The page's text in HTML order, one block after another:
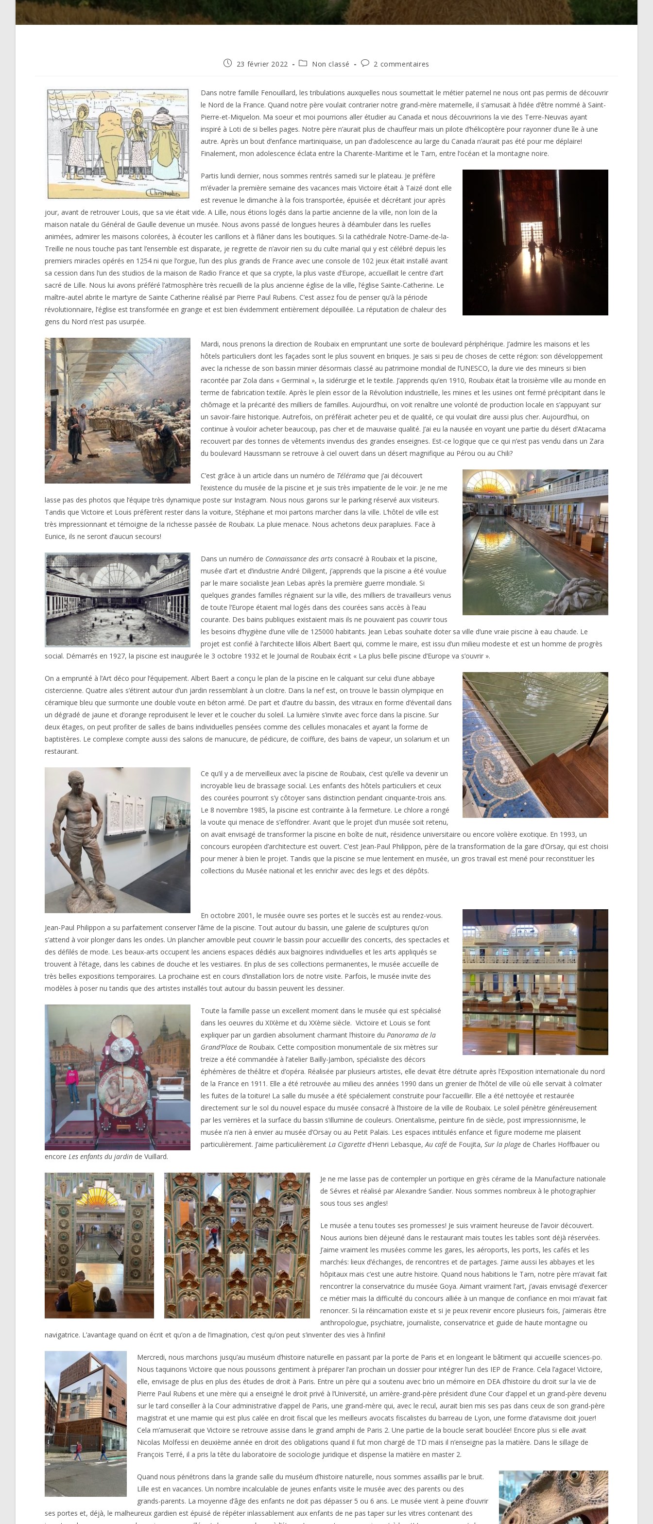
Publication
23 février 2022
PostNon classé
Commentaires
publication :
2 commentaires
Dans notre famille Fenouillard, les tribulations auxquelles nous soumettait le métier paternel ne nous ont pas permis de découvrir
le Nord de la France. Quand notre père voulait contrarier notre grand-mère maternelle, il s’amusait à l’idée d’être nommé à Saint-
Pierre-et-Miquelon. Ma soeur et moi pourrions aller étudier au Canada et nous découvririons la vie des Terre-Neuvas ayant
inspiré à Loti de si belles pages. Notre père n’aurait plus de chauffeur mais un pilote d’hélicoptère pour rayonner d’une île à une
autre. Après un bout d’enfance martiniquaise, un pan d’adolescence au large du Canada n’aurait pas été pour me déplaire!
Finalement, mon adolescence éclata entre la Charente-Maritime et le Tarn, entre l’océan et la montagne noire.
Partis lundi dernier, nous sommes rentrés samedi sur le plateau. Je préfère
m’évader la première semaine des vacances mais Victoire était à Taizé dont elle
est revenue le dimanche à la fois transportée, épuisée et décrétant jour après
jour, avant de retrouver Louis, que sa vie était vide. A Lille, nous étions logés dans la partie ancienne de la ville, non loin de la
maison natale du Général de Gaulle devenue un musée. Nous avons passé de longues heures à déambuler dans les ruelles
animées, admirer les maisons colorées, à écouter les carillons et à flâner dans les boutiques. Si la cathédrale Notre-Dame-de-la-
Treille ne nous touche pas tant l’ensemble est disparate, je regrette de n’avoir rien su du culte marial qui y est célébré depuis les
premiers miracles opérés en 1254 ni que l’orgue, l’un des plus grands de France avec une console de 102 jeux était installé avant
sa cession dans l’un des studios de la maison de Radio France et que sa crypte, la plus vaste d’Europe, accueillait le centre d’art
sacré de Lille. Nous lui avons préféré l’atmosphère très recueilli de la plus ancienne église de la ville, l’église Sainte-Catherine. Le
maître-autel abrite le martyre de Sainte Catherine réalisé par Pierre Paul Rubens. C’est assez fou de penser qu’à la période
révolutionnaire, l’église est transformée en grange et est bien évidemment entièrement dépouillée. La réputation de chaleur des
gens du Nord n’est pas usurpée.
Mardi, nous prenons la direction de Roubaix en empruntant une sorte de boulevard périphérique. J’admire les maisons et les
hôtels particuliers dont les façades sont le plus souvent en briques. Je sais si peu de choses de cette région: son développement
avec la richesse de son bassin minier désormais classé au patrimoine mondial de l’UNESCO, la dure vie des mineurs si bien
racontée par Zola dans « Germinal », la sidérurgie et le textile. J’apprends qu’en 1910, Roubaix était la troisième ville au monde en
terme de fabrication textile. Après le plein essor de la Révolution industrielle, les mines et les usines ont fermé précipitant dans le
chômage et la précarité des milliers de familles. Aujourd’hui, on voit renaître une volonté de production locale en s’appuyant sur
un savoir-faire historique. Autrefois, on préférait acheter peu et de qualité, ce qui voulait dire aussi plus cher. Aujourd’hui, on
continue à vouloir acheter beaucoup, pas cher et de mauvaise qualité. J’ai eu la nausée en voyant une partie du désert d’Atacama
recouvert par des tonnes de vêtements invendus des grandes enseignes. Est-ce logique que ce qui n’est pas vendu dans un Zara
du boulevard Haussmann se retrouve à ciel ouvert dans un désert magnifique au Pérou ou au Chili?
C’est grâce à un article dans un numéro de Télérama que j’ai découvert
l’existence du musée de la piscine et je suis très impatiente de le voir. Je ne me
lasse pas des photos que l’équipe très dynamique poste sur Instagram. Nous nous garons sur le parking réservé aux visiteurs.
Tandis que Victoire et Louis préfèrent rester dans la voiture, Stéphane et moi partons marcher dans la ville. L’hôtel de ville est
très impressionnant et témoigne de la richesse passée de Roubaix. La pluie menace. Nous achetons deux parapluies. Face à
Eunice, ils ne seront d’aucun secours!
Dans un numéro de Connaissance des arts consacré à Roubaix et la piscine,
musée d’art et d’industrie André Diligent, j’apprends que la piscine a été voulue
par le maire socialiste Jean Lebas après la première guerre mondiale. Si
quelques grandes familles régnaient sur la ville, des milliers de travailleurs venus
de toute l’Europe étaient mal logés dans des courées sans accès à l’eau
courante. Des bains publiques existaient mais ils ne pouvaient pas couvrir tous
les besoins d’hygiène d’une ville de 125000 habitants. Jean Lebas souhaite doter sa ville d’une vraie piscine à eau chaude. Le
projet est confié à l’architecte lillois Albert Baert qui, comme le maire, est issu d’un milieu modeste et est un homme de progrès
social. Démarrés en 1927, la piscine est inaugurée le 3 octobre 1932 et le Journal de Roubaix écrit « La plus belle piscine d’Europe va s’ouvrir ».
On a emprunté à l’Art déco pour l’équipement. Albert Baert a conçu le plan de la piscine en le calquant sur celui d’une abbaye
cistercienne. Quatre ailes s’étirent autour d’un jardin ressemblant à un cloitre. Dans la nef est, on trouve le bassin olympique en
céramique bleu que surmonte une double voute en béton armé. De part et d’autre du bassin, des vitraux en forme d’éventail dans
un dégradé de jaune et d’orange reproduisent le lever et le coucher du soleil. La lumière s’invite avec force dans la piscine. Sur
deux étages, on peut profiter de salles de bains individuelles pensées comme des cellules monacales et ayant la forme de
baptistères. Le complexe compte aussi des salons de manucure, de pédicure, de coiffure, des bains de vapeur, un solarium et un
restaurant.
Ce qu’il y a de merveilleux avec la piscine de Roubaix, c’est qu’elle va devenir un
incroyable lieu de brassage social. Les enfants des hôtels particuliers et ceux
des courées pourront s’y côtoyer sans distinction pendant cinquante-trois ans.
Le 8 novembre 1985, la piscine est contrainte à la fermeture. Le chlore a rongé
la voute qui menace de s’effondrer. Avant que le projet d’un musée soit retenu,
on avait envisagé de transformer la piscine en boîte de nuit, résidence universitaire ou encore volière exotique. En 1993, un
concours européen d’architecture est ouvert. C’est Jean-Paul Philippon, père de la transformation de la gare d’Orsay, qui est choisi
pour mener à bien le projet. Tandis que la piscine se mue lentement en musée, un gros travail est mené pour reconstituer les
collections du Musée national et les enrichir avec des legs et des dépôts.
En octobre 2001, le musée ouvre ses portes et le succès est au rendez-vous.
Jean-Paul Philippon a su parfaitement conserver l’âme de la piscine. Tout autour du bassin, une galerie de sculptures qu’on
s’attend à voir plonger dans les ondes. Un plancher amovible peut couvrir le bassin pour accueillir des concerts, des spectacles et
des défilés de mode. Les beaux-arts occupent les anciens espaces dédiés aux baignoires individuelles et les arts appliqués se
trouvent à l’étage, dans les cabines de douche et les vestiaires. En plus de ses collections permanentes, le musée accueille de
très belles expositions temporaires. La prochaine est en cours d’installation lors de notre visite. Parfois, le musée invite des
modèles à poser nu tandis que des artistes installés tout autour du bassin peuvent les dessiner.
Toute la famille passe un excellent moment dans le musée qui est spécialisé
dans les oeuvres du XIXème et du XXème siècle. Victoire et Louis se font
expliquer par un gardien absolument charmant l’histoire du Panorama de la
Grand’Place de Roubaix. Cette composition monumentale de six mètres sur
treize a été commandée à l’atelier Bailly-Jambon, spécialiste des décors
éphémères de théâtre et d’opéra. Réalisée par plusieurs artistes, elle devait être détruite après l’Exposition internationale du nord
de la France en 1911. Elle a été retrouvée au milieu des années 1990 dans un grenier de l’hôtel de ville où elle servait à colmater
les fuites de la toiture! La salle du musée a été spécialement construite pour l’accueillir. Elle a été nettoyée et restaurée
directement sur le sol du nouvel espace du musée consacré à l’histoire de la ville de Roubaix. Le soleil pénètre généreusement
par les verrières et la surface du bassin s’illumine de couleurs. Orientalisme, peinture fin de siècle, post impressionnisme, le
musée n’a rien à envier au musée d’Orsay ou au Petit Palais. Les espaces intitulés enfance et figure moderne me plaisent
particulièrement. J’aime particulièrement La Cigarette d’Henri Lebasque,Au café de Foujita, Sur la plage de Charles Hoffbauer ou
encore Les enfants du jardin de Vuillard.
Je ne me lasse pas de contempler un portique en grès cérame de la Manufacture nationale
de Sévres et réalisé par Alexandre Sandier. Nous sommes nombreux à le photographier
sous tous ses angles!
Le musée a tenu toutes ses promesses! Je suis vraiment heureuse de l’avoir découvert.
Nous aurions bien déjeuné dans le restaurant mais toutes les tables sont déjà réservées.
J’aime vraiment les musées comme les gares, les aéroports, les ports, les cafés et les
marchés: lieux d’échanges, de rencontres et de partages. J’aime aussi les abbayes et les
hôpitaux mais c’est une autre histoire. Quand nous habitions le Tarn, notre père m’avait fait
rencontrer la conservatrice du musée Goya. Aimant vraiment l’art, j’avais envisagé d’exercer
ce métier mais la difficulté du concours alliée à un manque de confiance en moi m’avait fait
renoncer. Si la réincarnation existe et si je peux revenir encore plusieurs fois, j’aimerais être
anthropologue, psychiatre, journaliste, conservatrice et guide de haute montagne ou
navigatrice. L’avantage quand on écrit et qu’on a de l’imagination, c’est qu’on peut s’inventer des vies à l’infini!
Mercredi, nous marchons jusqu’au muséum d’histoire naturelle en passant par la porte de Paris et en longeant le bâtiment qui accueille sciences-po.
Nous taquinons Victoire que nous poussons gentiment à préparer l’an prochain un dossier pour intégrer l’un des IEP de France. Cela l’agace! Victoire,
elle, envisage de plus en plus des études de droit à Paris. Entre un père qui a soutenu avec brio un mémoire en DEA d’histoire du droit sur la vie de
Pierre Paul Rubens et une mère qui a enseigné le droit privé à l’Université, un arrière-grand-père président d’une Cour d’appel et un grand-père devenu
sur le tard conseiller à la Cour administrative d’appel de Paris, une grand-mère qui, avec le recul, aurait bien mis ses pas dans ceux de son grand-père
magistrat et une mamie qui est plus calée en droit fiscal que les meilleurs avocats fiscalistes du barreau de Lyon, une forme d’atavisme doit jouer!
Cela m’amuserait que Victoire se retrouve assise dans le grand amphi de Paris 2. Une partie de la boucle serait bouclée! Encore plus si elle avait
Nicolas Molfessi en deuxième année en droit des obligations quand il fut mon chargé de TD mais il n’enseigne pas la matière. Dans le sillage de
François Terré, il a pris la tête du laboratoire de sociologie juridique et dispense la matière en master 2.
Quand nous pénétrons dans la grande salle du muséum d’histoire naturelle, nous sommes assaillis par le bruit.
Lille est en vacances. Un nombre incalculable de jeunes enfants visite le musée avec des parents ou des
grands-parents. La moyenne d’âge des enfants ne doit pas dépasser 5 ou 6 ans. Le musée vient à peine d’ouvrir
ses portes et, déjà, le malheureux gardien est épuisé de répéter inlassablement aux enfants de ne pas taper sur les vitres contenant des